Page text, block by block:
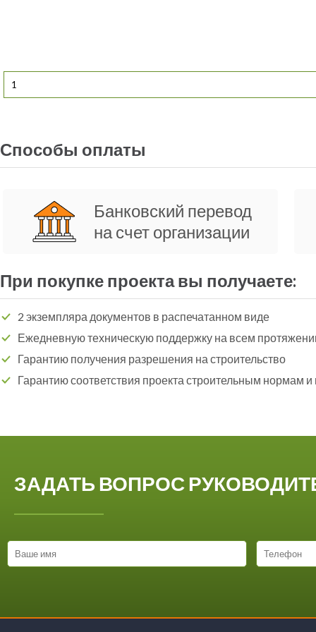
Способы оплаты
Банковский перевод
на счет организации
При покупке проекта вы получаете:
2 экземпляра документов в распечатанном виде
Ежедневную техническую поддержку на всем
Гарантию получения разрешения на строительство
Гарантию соответствия проекта строительным нормам
ЗАДАТЬ ВОПРОС